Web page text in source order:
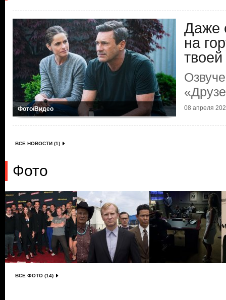
Фото/Видео
Даже
на
твоей
08 апреля
ВСЕ НОВОСТИ (1)
Фото
ВСЕ ФОТО (14)